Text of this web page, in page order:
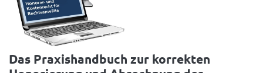
Das Praxishandbuch zur korrekten